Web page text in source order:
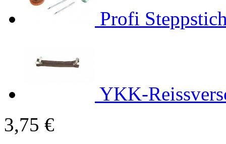
Profi
YKK-
3,75 €